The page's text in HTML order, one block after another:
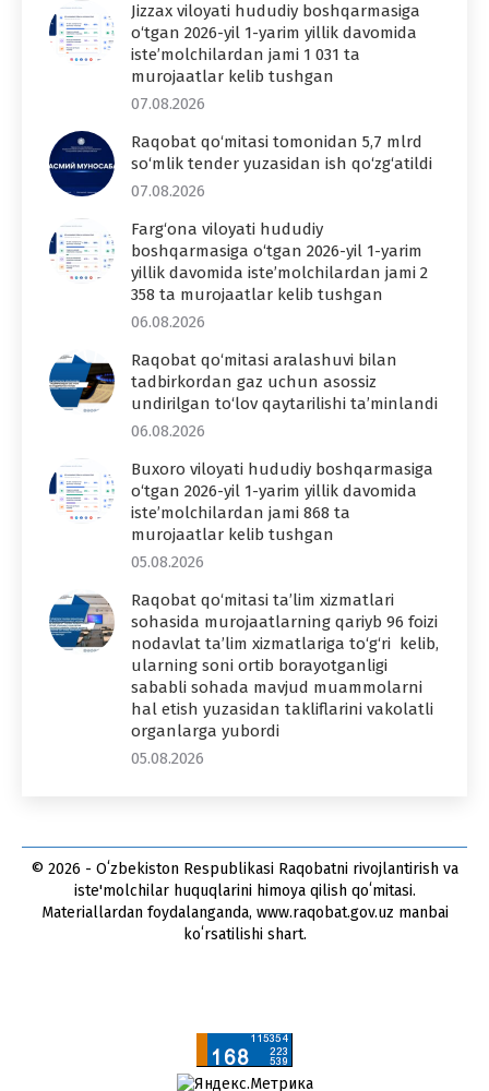
Jizzax viloyati hududiy boshqarmasiga
o‘tgan 2026-yil 1-yarim yillik davomida
iste’molchilardan jami 1 031 ta
murojaatlar kelib tushgan
07.08.2026
Raqobat qo‘mitasi tomonidan 5,7 mlrd
so‘mlik tender yuzasidan ish qo‘zg‘atildi
07.08.2026
Farg‘ona viloyati hududiy
boshqarmasiga o‘tgan 2026-yil 1-yarim
yillik davomida iste’molchilardan jami 2
358 ta murojaatlar kelib tushgan
06.08.2026
Raqobat qo‘mitasi aralashuvi bilan
tadbirkordan gaz uchun asossiz
undirilgan to‘lov qaytarilishi ta’minlandi
06.08.2026
Buxoro viloyati hududiy boshqarmasiga
o‘tgan 2026-yil 1-yarim yillik davomida
iste’molchilardan jami 868 ta
murojaatlar kelib tushgan
05.08.2026
Raqobat qo‘mitasi ta’lim xizmatlari
sohasida murojaatlarning qariyb 96 foizi
nodavlat ta’lim xizmatlariga to‘g‘ri kelib,
ularning soni ortib borayotganligi
sababli sohada mavjud muammolarni
hal etish yuzasidan takliflarini vakolatli
organlarga yubordi
05.08.2026
© 2026 - Oʻzbekiston Respublikasi Raqobatni rivojlantirish va
iste'molchilar huquqlarini himoya qilish qoʻmitasi.
Materiallardan foydalanganda, www.raqobat.gov.uz manbai
koʻrsatilishi shart.